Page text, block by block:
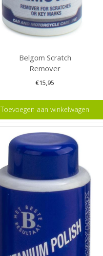
Belgom Scratch
Remover
€15,95
Toevoegen aan winkelwagen